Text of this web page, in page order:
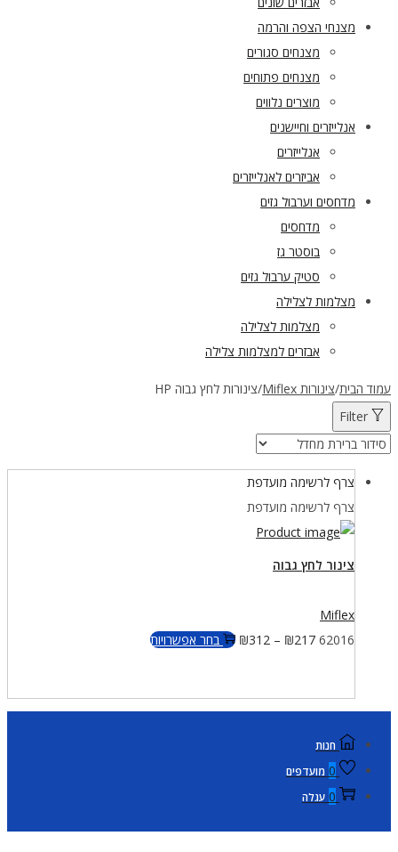
מצנחי הצפה והרמה
מצנחים סגורים
מצנחים פתוחים
מוצרים נלווים
אנלייזרים וחיישנים
אנלייזרים
אביזרים לאנלייזרים
מדחסים וערבול גזים
מדחסים
בוסטר גז
סטיק ערבול גזים
מצלמות לצלילה
מצלמות לצלילה
אבזרים למצלמות צלילה
עמוד הבית/צינורות Miflex /צינורות לחץ גבוה HP
Filter
צרף לרשימה מועדפת
צרף לרשימה מועדפת
צינור לחץ גבוה
Miflex
62016
₪217
–
₪312 בחר אפשרויותלמוצר
מספר
חנות
0 מועדפים
0 עגלה